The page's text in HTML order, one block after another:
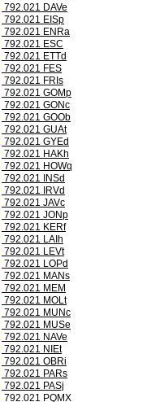
792.021 DAVe
792.021 EISp
792.021 ENRa
792.021 ESC
792.021 ETTd
792.021 FES
792.021 FRIs
792.021 GOMp
792.021 GONc
792.021 GOOb
792.021 GUAt
792.021 GYEd
792.021 HAKh
792.021 HOWq
792.021 INSd
792.021 IRVd
792.021 JAVc
792.021 JONp
792.021 KERf
792.021 LAIh
792.021 LEVt
792.021 LOPd
792.021 MANs
792.021 MEM
792.021 MOLt
792.021 MUNc
792.021 MUSe
792.021 NAVe
792.021 NIEt
792.021 OBRi
792.021 PARs
792.021 PASj
792.021 PQMX